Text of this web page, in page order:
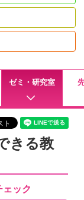
ゼミ・研究室
きる教
ック